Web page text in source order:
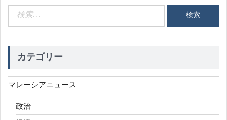
カテゴリー
マレーシアニュース
政治